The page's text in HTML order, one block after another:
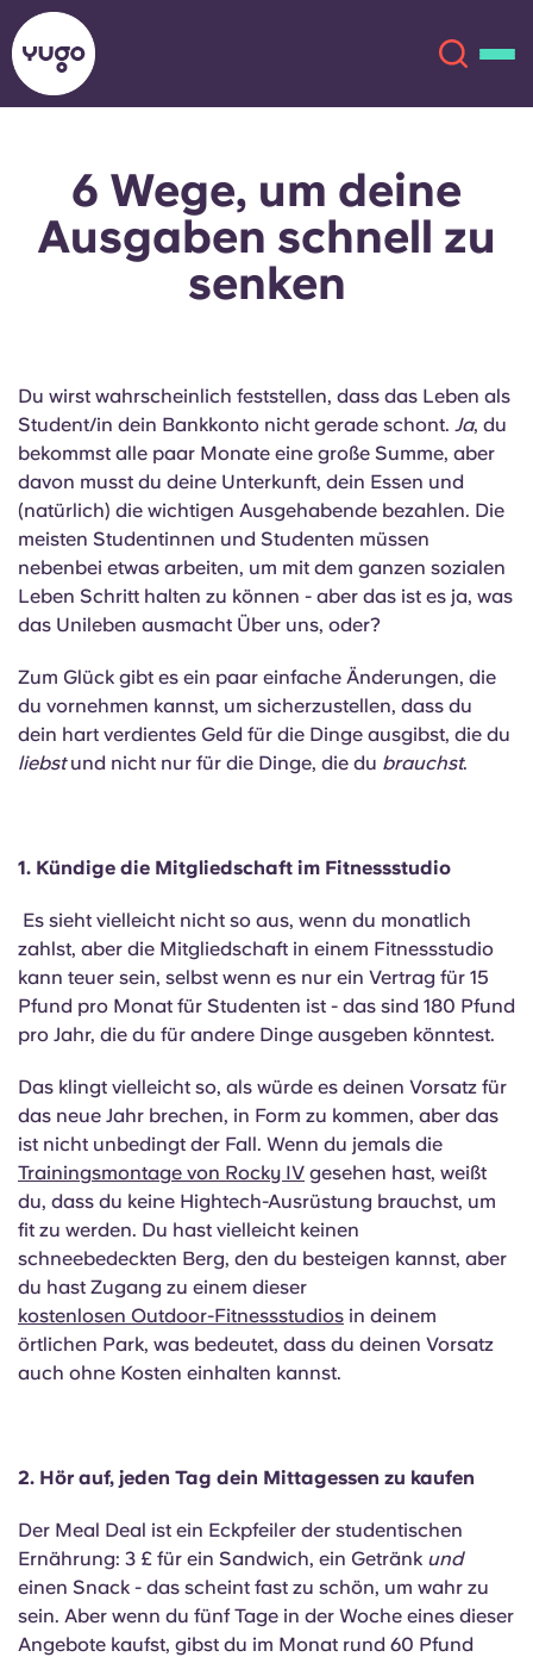
Über uns
Standorte
Konto Sprache
English (GB)
English (US)
Chinese
Español
Deutsch
Italian
French
Portuguese
Wähle ein Land aus
Wähle eine Stadt aus
Anmelden
Jetzt buchen
English (GB)
English (US)
Italian French
Portuguese
6 Wege, um deine
Ausgaben schnell zu
senken
Du wirst wahrscheinlich feststellen, dass das Leben als
Student/in dein Bankkonto nicht gerade schont. Ja, du
bekommst alle paar Monate eine große Summe, aber
davon musst du deine Unterkunft, dein Essen und
(natürlich) die wichtigen Ausgehabende bezahlen. Die
meisten Studentinnen und Studenten müssen
nebenbei etwas arbeiten, um mit dem ganzen sozialen
Leben Schritt halten zu können - aber das ist es ja, was
das Unileben ausmacht Über uns, oder?
Zum Glück gibt es ein paar einfache Änderungen, die
du vornehmen kannst, um sicherzustellen, dass du
dein hart verdientes Geld für die Dinge ausgibst, die du
liebstund nicht nur für die Dinge, die du brauchst.
1. Kündige die Mitgliedschaft im Fitnessstudio
Es sieht vielleicht nicht so aus, wenn du monatlich
zahlst, aber die Mitgliedschaft in einem Fitnessstudio
kann teuer sein, selbst wenn es nur ein Vertrag für 15
Pfund pro Monat für Studenten ist - das sind 180 Pfund
pro Jahr, die du für andere Dinge ausgeben könntest.
Das klingt vielleicht so, als würde es deinen Vorsatz für
das neue Jahr brechen, in Form zu kommen, aber das
ist nicht unbedingt der Fall. Wenn du jemals die
Trainingsmontage von Rocky IV gesehen hast, weißt
du, dass du keine Hightech-Ausrüstung brauchst, um
fit zu werden. Du hast vielleicht keinen
schneebedeckten Berg, den du besteigen kannst, aber
du hast Zugang zu einem dieser
kostenlosen Outdoor-Fitnessstudios in deinem
örtlichen Park, was bedeutet, dass du deinen Vorsatz
auch ohne Kosten einhalten kannst.
2. Hör auf, jeden Tag dein Mittagessen zu kaufen
Der Meal Deal ist ein Eckpfeiler der studentischen
Ernährung: 3 £ für ein Sandwich, ein Getränk und
einen Snack - das scheint fast zu schön, um wahr zu
sein. Aber wenn du fünf Tage in der Woche eines dieser
Angebote kaufst, gibst du im Monat rund 60 Pfund